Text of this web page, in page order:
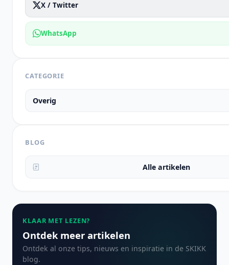
X / Twitter
WhatsApp
CATEGORIE
Overig
BLOG
Alle artikelen
KLAAR MET LEZEN?
Ontdek meer artikelen
Ontdek al onze tips, nieuws en inspiratie in de SKIKK
blog.